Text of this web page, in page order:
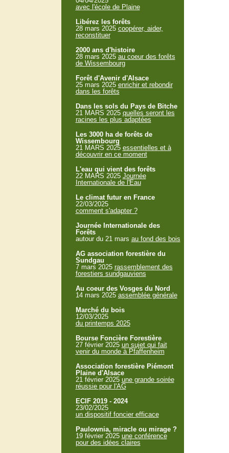
avec l'école de Plaine
Libérez les forêts
28 mars 2025 coopérer, aider,
reconstituer
2000 ans d'histoire
28 mars 2025 au coeur des forêts
de Wissembourg
Forêt d'Avenir d'Alsace
25 mars 2025 enrichir et rebondir
dans les forêts
Dans les sols du Pays de Bitche
21 MARS 2025 quelles seront les
racines les plus adaptées
Les 3000 ha de forêts de
Wissembourg
21 MARS 2025 essentielles et à
découvrir en ce moment
L'eau qui vient des forêts
22 MARS 2025 Journée
Internationale de l'Eau
Le climat futur en France
22/03/2025
comment s'adapter ?
Journée Internationale des
Forêts
autour du 21 mars au fond des bois
AG association forestière du
Sundgau
7 mars 2025 rassemblement des
forestiers sundgauviens
Au coeur des Vosges du Nord
14 mars 2025 assemblée générale
Marché du bois
12/03/2025
du printemps 2025
Bourse Foncière Forestière
27 février 2025 un sujet qui fait
venir du monde à Pfaffenheim
Association forestière Piémont
Plaine d'Alsace
21 février 2025 une grande soirée
réussie pour l'AG
ECIF 2019 - 2024
23/02/2025
un dispositif foncier efficace
Paulownia, miracle ou mirage ?
19 février 2025 une conférence
pour des idées claires